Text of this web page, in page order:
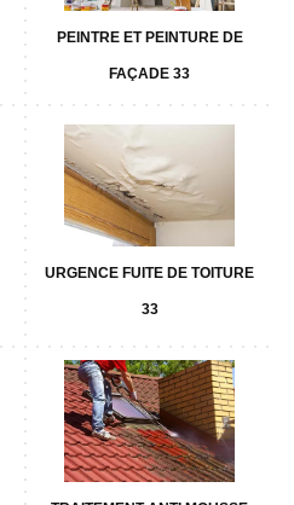
PEINTRE ET PEINTURE DE
FAÇADE 33
URGENCE FUITE DE TOITURE
33